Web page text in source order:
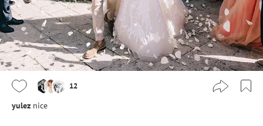
12
yulez nice